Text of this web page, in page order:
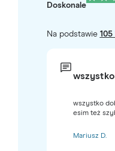
Doskonale
Na podstawie
wszystko
esim też
Mariusz D.